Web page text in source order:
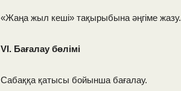
«Жаңа жыл кеші» тақырыбына әңгіме жазу.
VІ. Бағалау бөлімі
Сабаққа қатысы бойынша бағалау.